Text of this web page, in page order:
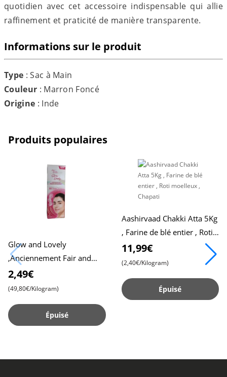
quotidien avec cet accessoire indispensable qui allie
raffinement et praticité de manière transparente.
Informations sur le produit
Type : Sac à Main
Couleur : Marron Foncé
Origine : Inde
Produits populaires
Glow and Lovely
,Anciennement Fair and
Lovely, 50g Pack , Formule
Avancée pour une Peau
2,49€
(49,80€/Kilogram)
Épuisé
Aashirvaad Chakki Atta 5Kg
, Farine de blé entier , Roti
moelleux , Chapati
11,99€
(2,40€/Kilogram)
Épuisé